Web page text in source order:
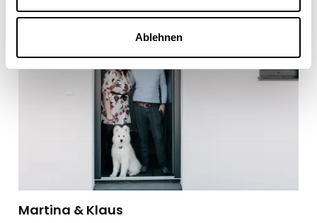
Ablehnen
Martina & Klaus